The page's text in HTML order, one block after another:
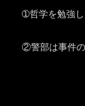
➀哲学を勉強し
②警部は事件の